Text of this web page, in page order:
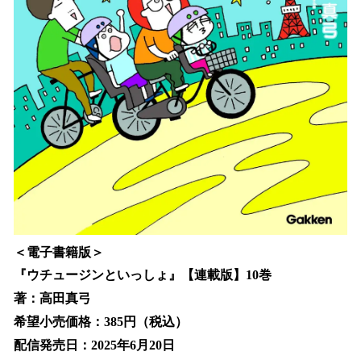
＜電子書籍版＞
『ウチュージンといっしょ』【連載版】10巻
著：高田真弓
希望小売価格：385円（税込）
配信発売日：2025年6月20日